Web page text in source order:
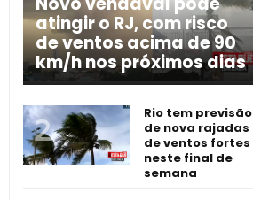
atingir o RJ, com risco
de ventos acima de 90
km/h nos próximos dias
Rio tem previsão
de nova rajadas
de ventos fortes
neste final de
semana